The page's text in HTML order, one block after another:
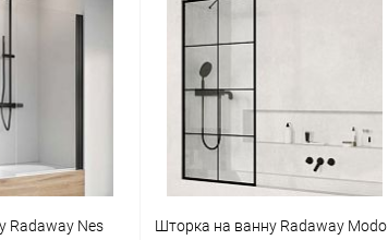
Купить в 1 клик
В избранное
Radaway Nes
Шторка на ванну Radaway Modo